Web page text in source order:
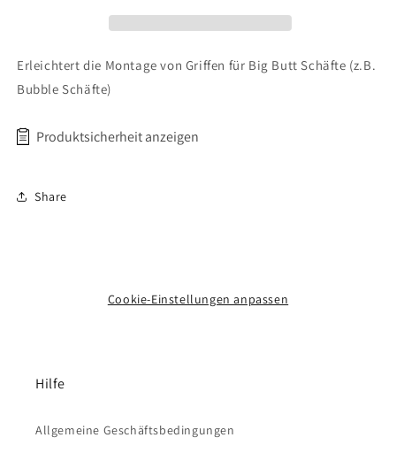
Erleichtert die Montage von Griffen für Big Butt Schäfte (z.B.
Bubble Schäfte)
Produktsicherheit anzeigen
Hersteller: Technorama Co., Ltd., No.781, Section 4, Fenglin
Str. 20, 41516 Grevenbroich, info@pineapplegolf.de
Share
Cookie-Einstellungen anpassen
Hilfe
Allgemeine Geschäftsbedingungen